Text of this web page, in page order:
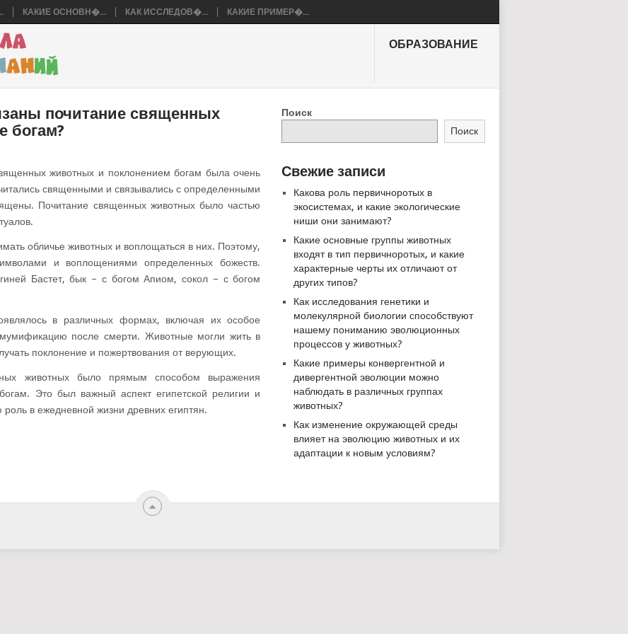
КАКИЕ ОСНОВН�... КАК ИССЛЕДОВ�... КАКИЕ ПРИМЕР�...
ОБРАЗОВАНИЕ
почитание священных
богам?
животных и поклонением богам была очень
священными и связывались с определенными
Почитание священных животных было частью
обличье животных и воплощаться в них. Поэтому,
и воплощениями определенных божеств.
Бастет, бык – с богом Апиом, сокол – с богом
в различных формах, включая их особое
после смерти. Животные могли жить в
поклонение и пожертвования от верующих.
животных было прямым способом выражения
Это был важный аспект египетской религии и
роль в ежедневной жизни древних египтян.
Поиск
Поиск
Свежие записи
Какова роль первичноротых в
экосистемах, и какие экологические
ниши они занимают?
Какие основные группы животных
входят в тип первичноротых, и какие
характерные черты их отличают от
других типов?
Как исследования генетики и
молекулярной биологии способствуют
нашему пониманию эволюционных
процессов у животных?
Какие примеры конвергентной и
дивергентной эволюции можно
наблюдать в различных группах
животных?
Как изменение окружающей среды
влияет на эволюцию животных и их
адаптации к новым условиям?